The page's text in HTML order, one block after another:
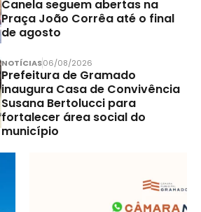
Canela seguem abertas na
Praça João Corrêa até o final
de agosto
NOTÍCIAS06/08/2026
Prefeitura de Gramado
inaugura Casa de Convivência
Susana Bertolucci para
fortalecer área social do
município